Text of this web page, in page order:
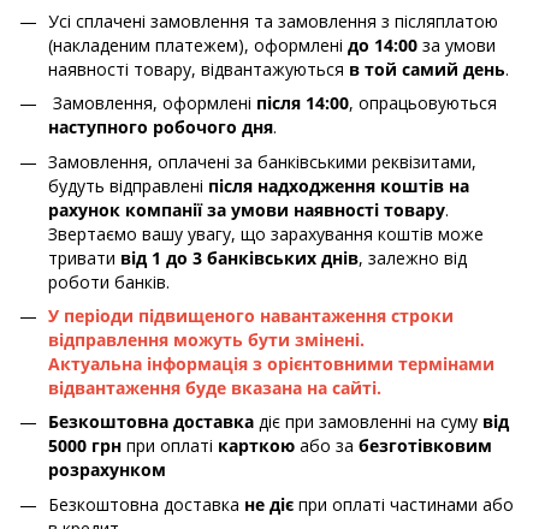
Усі сплачені замовлення та замовлення з післяплатою
(накладеним платежем), оформлені до 14:00 за умови
наявності товару, відвантажуються в той самий день.
Замовлення, оформлені після 14:00, опрацьовуються
наступного робочого дня.
Замовлення, оплачені за банківськими реквізитами,
будуть відправлені після надходження коштів на
рахунок компанії за умови наявності товару.
Звертаємо вашу увагу, що зарахування коштів може
тривати від 1 до 3 банківських днів, залежно від
роботи банків.
У періоди підвищеного навантаження строки
відправлення можуть бути змінені.
Актуальна інформація з орієнтовними термінами
відвантаження буде вказана на сайті.
Безкоштовна доставка діє при замовленні на суму від
5000 грн при оплаті карткою або за безготівковим
розрахунком
Безкоштовна доставка не діє при оплаті частинами або